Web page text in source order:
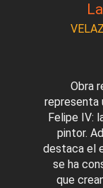
Obra
representa
Felipe IV:
pintor.
destaca el
se ha
que